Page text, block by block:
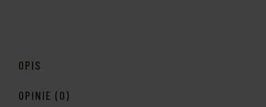
OPIS
OPINIE (0)